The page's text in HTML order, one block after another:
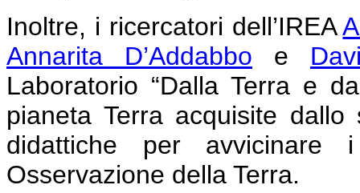
Inoltre, i ricercatori dell’IREA
Annarita D’Addabbo e
Laboratorio “Dalla Terra e
pianeta Terra acquisite
didattiche per
Osservazione della Terra.